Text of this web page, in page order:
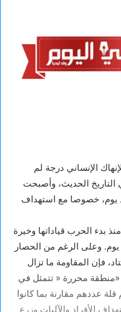
الإنساني درجة لم
الحديث، وأصبحت
يوم، خصوصا مع استهداف
بدء الحرب قياداتها وخيرة
يوم. وعلى الرغم من الحصار
فإن المقاومة ما تزال
محررة « تتمثل في
قلة عددهم مقارنة بما كانوا
الأفراد والآليات وزرع